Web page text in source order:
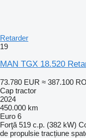
Retarder
19
MAN TGX 18.520
73.780 EUR ≈ 387.100
Cap tractor
2024
450.000 km
Euro 6
Forţă 519 c.p. (382 kW)
de propulsie tracțiune